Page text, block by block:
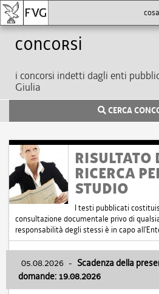
Concorsi
i concorsi indetti dagli enti
Giulia
CERCA
RISULTATO
RICERCA
STUDIO
I testi pubblicati
consultazione documentale privo di
responsabilità degli stessi è in capo
05.08.2026 - Scadenza della
domande: 19.08.2026